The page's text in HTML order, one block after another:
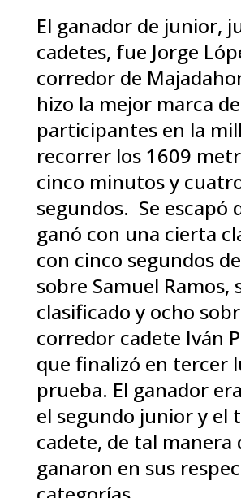
El ganador de junior,
cadetes, fue Jorge
corredor de
hizo la mejor marca
participantes en la
recorrer los 1609
cinco minutos y
segundos. Se escapó
ganó con una cierta
con cinco segundos
sobre Samuel Ramos,
clasificado y ocho
corredor cadete Iván
que finalizó en tercer
prueba. El ganador
el segundo junior y el
cadete, de tal manera
ganaron en sus